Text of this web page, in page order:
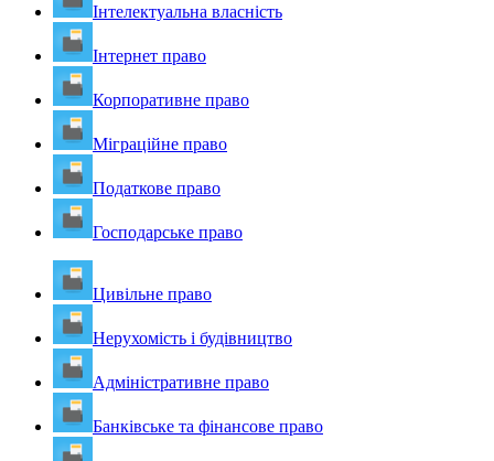
Інтелектуальна власність
Інтернет право
Корпоративне право
Міграційне право
Податкове право
Господарське право
Цивільне право
Нерухомість і будівництво
Адміністративне право
Банківське та фінансове право